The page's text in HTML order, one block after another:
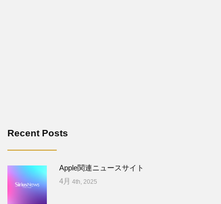
Recent Posts
Apple関連ニュースサイト
4月 4th, 2025